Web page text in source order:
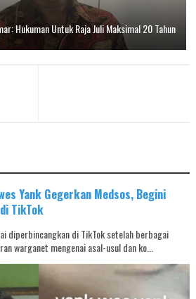
Hukuman Untuk Raja Juli Maksimal 20 Tahun
Yank Gegerkan Medsos, Begini
TikTok
diperbincangkan di TikTok setelah berbagai
warganet mengenai asal-usul dan ko...